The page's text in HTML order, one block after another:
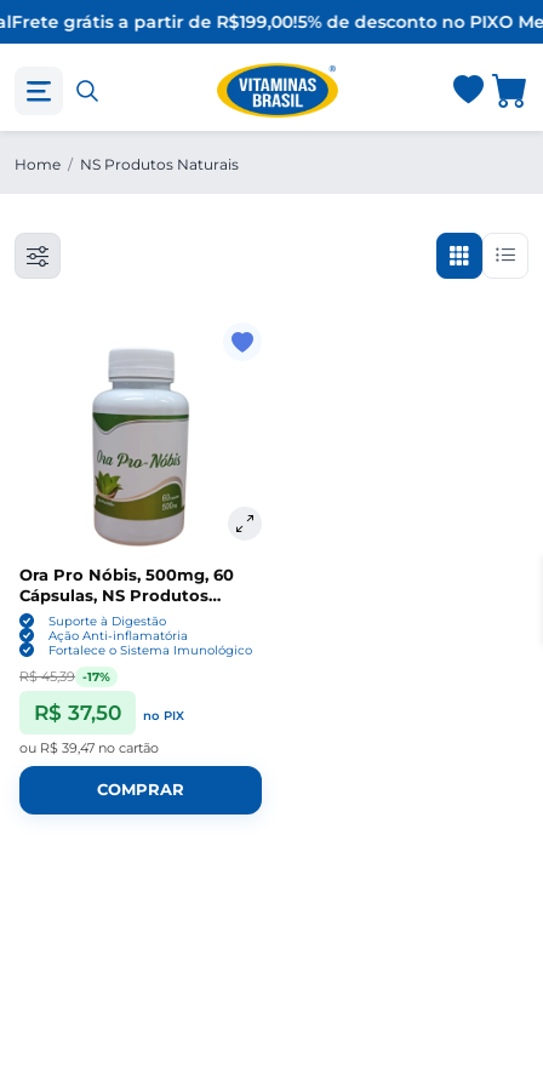
Frete grátis a partir de R$199,00!5% de desconto no PIXO
Home / NS Produtos Naturais
Ora Pro Nóbis, 500mg, 60
Cápsulas, NS Produtos
Naturais
Suporte à Digestão
Ação Anti-inflamatória
Fortalece o Sistema Imunológico
R$ 45,39 -17%
R$ 37,50 no PIX
ou R$ 39,47 no cartão
COMPRAR